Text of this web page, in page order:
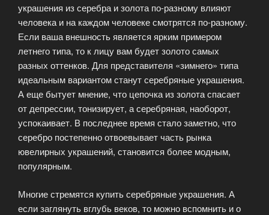
украшения из серебра и золота по-разному влияют
человека и на каждом человеке смотрятся по-разному.
Если ваша внешность является ярким примером
летнего типа, то к лицу вам будет золото самых
разных оттенков. Для представителя «зимнего» типа
идеальным вариантом станут серебряные украшения.
А еще бытует мнение, что цепочка из золота спасает
от депрессии, тонизирует, а серебряная, наоборот,
успокаивает. В последнее время стало заметно, что
серебро постепенно отвоевывает часть рынка
ювелирных украшений, становится более модным,
популярным.
Многие стремятся купить серебряные украшения. А
если заглянуть вглубь веков, то можно вспомнить и о